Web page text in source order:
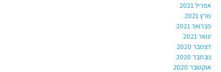
אפריל 2021
מרץ 2021
פברואר 2021
ינואר 2021
דצמבר 2020
נובמבר 2020
אוקטובר 2020